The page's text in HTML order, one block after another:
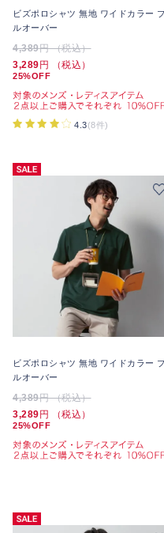
ビズポロシャツ 無地 ワイドカラー
ルオーバー
4,389円 （税込）
3,289円 （税込）
25%OFF
4.3(8件)
ビズポロシャツ 無地 ワイドカラー
ルオーバー
4,389円 （税込）
3,289円 （税込）
25%OFF